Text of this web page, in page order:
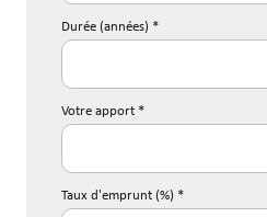
Durée (années) *
Votre apport *
Taux d'emprunt (%) *